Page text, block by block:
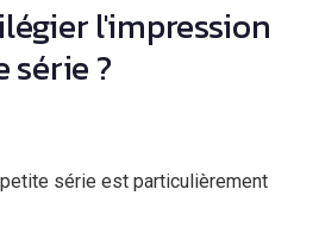
l'impression
série ?
série est particulièrement